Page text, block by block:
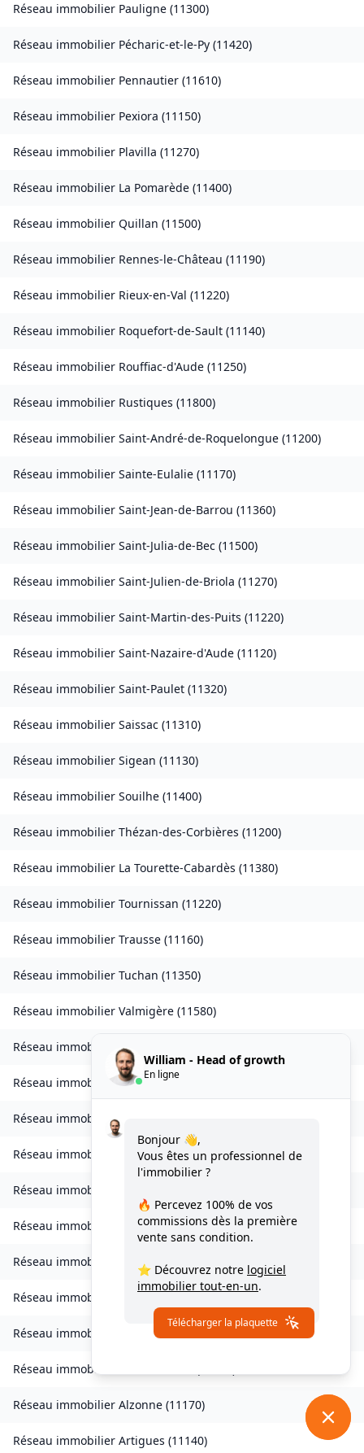
Réseau immobilier Pauligne (11300)
Réseau immobilier Pécharic-et-le-Py (11420)
Réseau immobilier Pennautier (11610)
Réseau immobilier Pexiora (11150)
Réseau immobilier Plavilla (11270)
Réseau immobilier La Pomarède (11400)
Réseau immobilier Quillan (11500)
Réseau immobilier Rennes-le-Château (11190)
Réseau immobilier Rieux-en-Val (11220)
Réseau immobilier Roquefort-de-Sault (11140)
Réseau immobilier Rouffiac-d'Aude (11250)
Réseau immobilier Rustiques (11800)
Réseau immobilier Saint-André-de-Roquelongue (11200)
Réseau immobilier Sainte-Eulalie (11170)
Réseau immobilier Saint-Jean-de-Barrou (11360)
Réseau immobilier Saint-Julia-de-Bec (11500)
Réseau immobilier Saint-Julien-de-Briola (11270)
Réseau immobilier Saint-Martin-des-Puits (11220)
Réseau immobilier Saint-Nazaire-d'Aude (11120)
Réseau immobilier Saint-Paulet (11320)
Réseau immobilier Saissac (11310)
Réseau immobilier Sigean (11130)
Réseau immobilier Souilhe (11400)
Réseau immobilier Thézan-des-Corbières (11200)
Réseau immobilier La Tourette-Cabardès (11380)
Réseau immobilier Tournissan (11220)
Réseau immobilier Trausse (11160)
Réseau immobilier Tuchan (11350)
Réseau immobilier Valmigère (11580)
Réseau immobilierVentenac-en-Minervois
Réseau immobilier Verdun-en-Lauragais
Réseau immobilierVignevieille
Réseau immobilier Villalier( 11600)
Réseau immobilier
Réseau immobilier Villardebelle(11580)
Réseau immobilier Villarzel-Cabardès 11600
Réseau immobilier
Réseau immobilier Alairac(
Réseau immobilier
Réseau immobilier Alzonne (11170)
Réseau immobilier Artigues (11140)
William - Head of growth
En ligne
Bonjour 👋,
Vous êtes un professionnel de
l'immobilier ?
🔥 Percevez 100% de vos
commissions dès la première
vente sans condition.
⭐ Découvrez notre logiciel
immobilier tout-en-un.
Télécharger la plaquette